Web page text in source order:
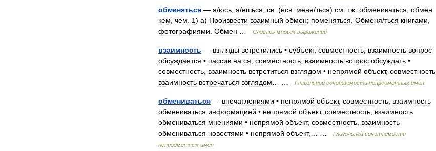
обменяться — я/юсь я/ешься; св . (нсв меня/ться) см тж обмениваться обмен
кем чем 1) а) Произвести взаимный обмен; поменяться Обменя/ться книгами
фотографиями Обмен Словарь многих выражений
взаимность — взгляды встретились • субъект, совместность взаимность вопрос
обсуждается • пассив на ся совместность взаимность вопрос обсуждать •
совместность взаимность встретиться взглядом • непрямой объект, совместность
взаимность встречаться взглядом Глагольной сочетаемости непредметных имён
обмениваться — впечатлениями • непрямой объект, совместность взаимность
обмениваться информацией • непрямой объект, совместность взаимность
обмениваться мнениями • непрямой объект, совместность взаимность
обмениваться новостями • непрямой объект,… … Глагольной сочетаемости
непредметных имён